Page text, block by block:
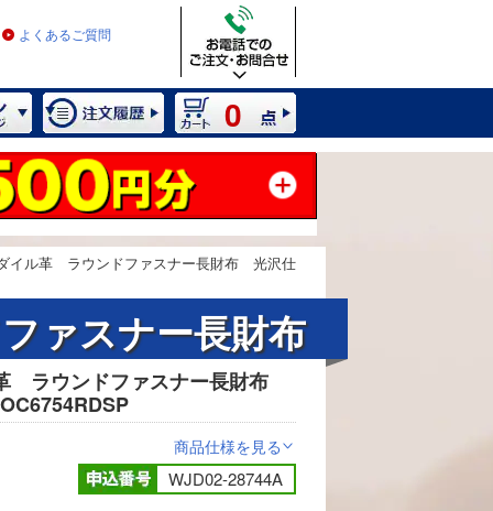
よくあるご質問
0
イル革 ラウンドファスナー長財布 光沢仕
ァスナー長財布
2 / 13
ラウンドファスナー長財布
商品仕様を見る>
WJD02-28744A